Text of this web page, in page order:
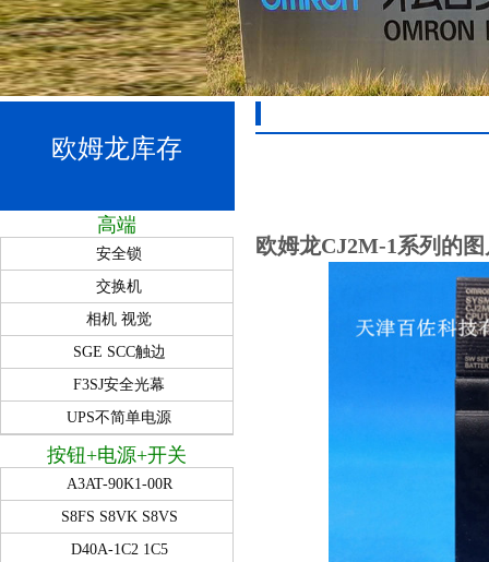
欧姆龙库存
高端
安全锁
交换机
相机 视觉
SGE SCC触边
F3SJ安全光幕
UPS不简单电源
按钮+电源+开关
A3AT-90K1-00R
S8FS S8VK S8VS
D40A-1C2 1C5
欧姆龙CJ2M-1系列的